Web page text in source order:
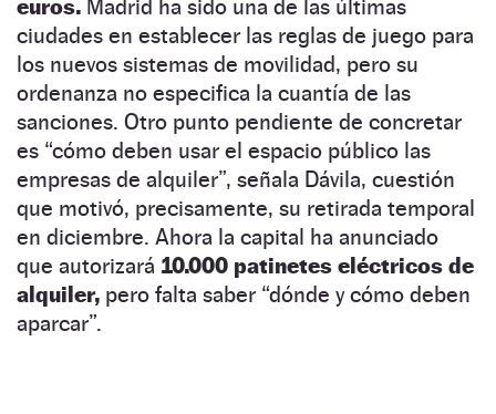
euros. Madrid ha sido una de las últimas
ciudades en establecer las reglas de juego para
los nuevos sistemas de movilidad, pero su
ordenanza no especifica la cuantía de las
sanciones. Otro punto pendiente de concretar
es “cómo deben usar el espacio público las
empresas de alquiler”, señala Dávila, cuestión
que motivó, precisamente, su retirada temporal
en diciembre. Ahora la capital ha anunciado
que autorizará 10.000 patinetes eléctricos de
alquiler, pero falta saber “dónde y cómo deben
aparcar”.